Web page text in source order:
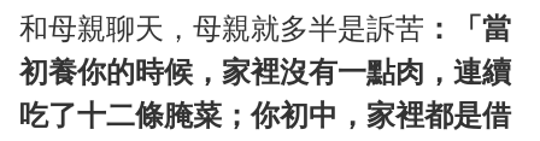
和母親聊天，母親就多半是訴苦 ：「當
初養你的時候，家裡沒有一點肉，連續
吃了十二條腌菜；你初中，家裡都是借